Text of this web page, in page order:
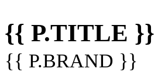
{{ P.TITLE }}
{{ P.BRAND }}